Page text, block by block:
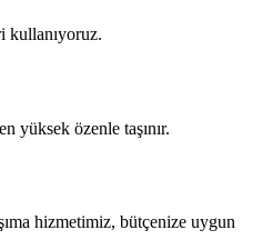
kullanıyoruz.
yüksek özenle taşınır.
hizmetimiz, bütçenize uygun